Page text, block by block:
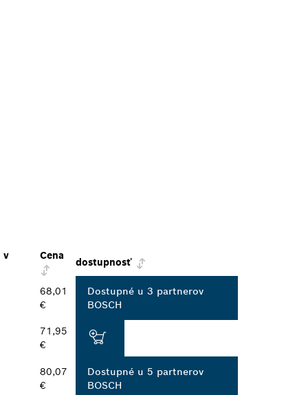
v Cena
dostupnosť
68,01
€
Dostupné u 3 partnerov
BOSCH
71,95
€
80,07
€
Dostupné u 5 partnerov
BOSCH